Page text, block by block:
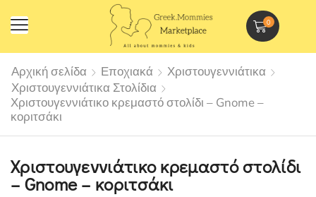
0
Αρχική σελίδα Εποχιακά
Χριστουγεννιάτικα
Χριστουγεννιάτικα Στολίδια
Χριστουγεννιάτικο κρεμαστό στολίδι – Gnome –
κοριτσάκι
Χριστουγεννιάτικο κρεμαστό στολίδι
– Gnome – κοριτσάκι